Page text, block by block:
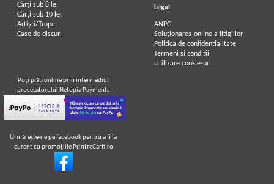
Cărţi sub 8 lei
Cărţi sub 10 lei
Artiști/Trupe
Case de discuri
Legal
ANPC
Soluționarea online a litigiilor
Politica de confidentialitate
Termeni si conditii
Utilizare cookie-uri
Poţi plăti online prin intermediul
procesatorului Netopia Payments
Urmăreşte-ne pe facebook pentru a fi la
curent cu promoţiile PrintreCarti.ro